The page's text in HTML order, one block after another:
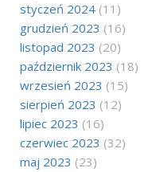
styczeń 2024 (11)
grudzień 2023 (16)
listopad 2023 (20)
październik 2023 (18)
wrzesień 2023 (15)
sierpień 2023 (12)
lipiec 2023 (16)
czerwiec 2023 (32)
maj 2023 (23)